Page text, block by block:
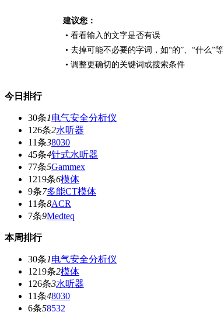
建议您：
• 看看输入的文字是否有误
• 去掉可能不必要的字词，如“的”、“什么”等
• 调整更确切的关键词或搜索条件
今日排行
30条1电气安全分析仪
126条2水听器
11条38030
45条4针式水听器
77条5Gammex
1219条6模体
9条7多能CT模体
11条8ACR
7条9Medteq
本周排行
30条1电气安全分析仪
1219条2模体
126条3水听器
11条48030
6条58532